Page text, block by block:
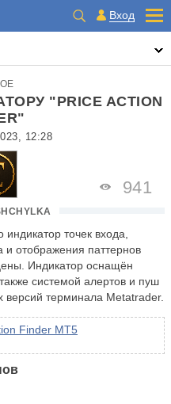
Вход
"PRICE ACTION
12:28
941
индикатор точек входа,
и отображения паттернов
Индикатор оснащён
системой алертов и пуш
терминала Metatrader.
Finder MT5